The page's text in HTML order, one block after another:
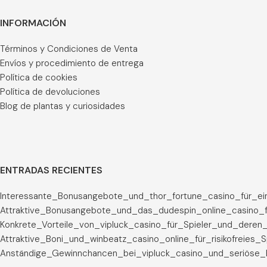
INFORMACIÓN
Términos y Condiciones de Venta
Envíos y procedimiento de entrega
Política de cookies
Política de devoluciones
Blog de plantas y curiosidades
ENTRADAS RECIENTES